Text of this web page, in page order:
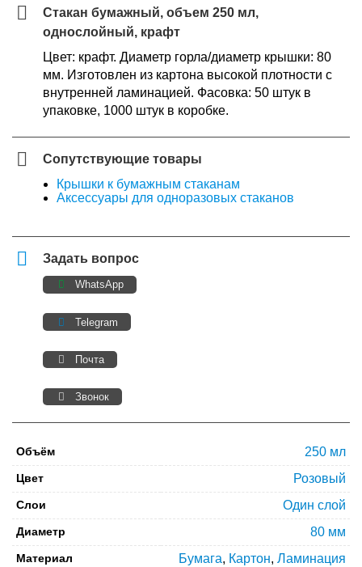
Стакан бумажный, объем 250 мл,
однослойный, крафт
Цвет: крафт. Диаметр горла/диаметр крышки: 80
мм. Изготовлен из картона высокой плотности с
внутренней ламинацией. Фасовка: 50 штук в
упаковке, 1000 штук в коробке.
Сопутствующие товары
Крышки к бумажным стаканам
Аксессуары для одноразовых стаканов
Задать вопрос
WhatsApp
Telegram
Почта
Звонок
Объём 250 мл
Цвет Розовый
Слои Один слой
Диаметр 80 мм
Материал Бумага, Картон, Ламинация